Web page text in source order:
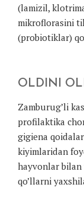
(lamizil,
mikroflorasini
(probiotiklar)
OLDINI
Zamburug’li
profilaktika
gigiena
kiyimlaridan
hayvonlar bilan
qo’llarni